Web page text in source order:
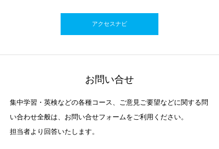
アクセスナビ
お問い合せ
集中学習・英検などの各種コース、ご意見ご要望などに関する問
い合わせ全般は、お問い合せフォームをご利用ください。
担当者より回答いたします。